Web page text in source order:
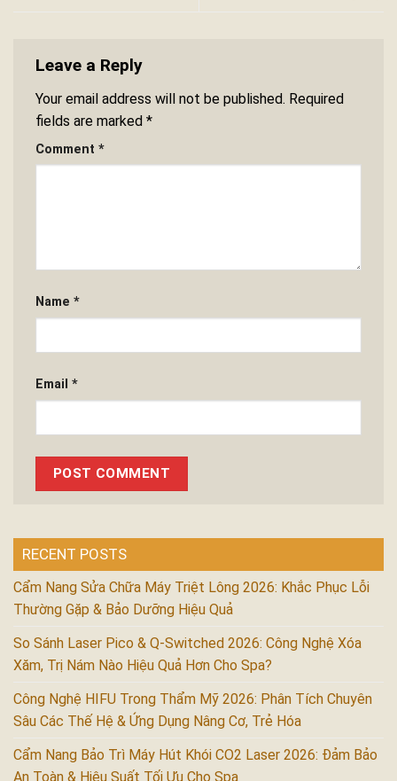
Leave a Reply
Your email address will not be published. Required
fields are marked *
Comment *
Name *
Email *
RECENT POSTS
Cẩm Nang Sửa Chữa Máy Triệt Lông 2026: Khắc Phục Lỗi
Thường Gặp & Bảo Dưỡng Hiệu Quả
So Sánh Laser Pico & Q-Switched 2026: Công Nghệ Xóa
Xăm, Trị Nám Nào Hiệu Quả Hơn Cho Spa?
Công Nghệ HIFU Trong Thẩm Mỹ 2026: Phân Tích Chuyên
Sâu Các Thế Hệ & Ứng Dụng Nâng Cơ, Trẻ Hóa
Cẩm Nang Bảo Trì Máy Hút Khói CO2 Laser 2026: Đảm Bảo
An Toàn & Hiệu Suất Tối Ưu Cho Spa